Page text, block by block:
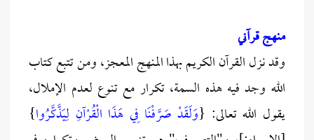
منهج قرآني
وقد نزل القرآن الكريم بهذا المنهج المعجز، ومن تتبع كتاب
الله وجد فيه هذه السمة، تكرار مع تنوع لعدم الإملال،
يقول الله تعالى: {وَلَقَدْ صَرَّفْنَا فِي هَذَا الْقُرْآنِ لِيَذَّكَّرُوا}